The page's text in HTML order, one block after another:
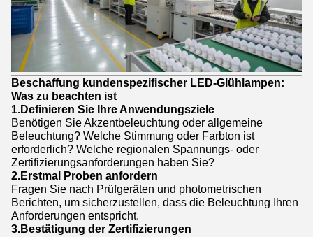
Beschaffung kundenspezifischer LED-Glühlampen:
Was zu beachten ist
1.Definieren Sie Ihre Anwendungsziele
Benötigen Sie Akzentbeleuchtung oder allgemeine
Beleuchtung? Welche Stimmung oder Farbton ist
erforderlich? Welche regionalen Spannungs- oder
Zertifizierungsanforderungen haben Sie?
2.Erstmal Proben anfordern
Fragen Sie nach Prüfgeräten und photometrischen
Berichten, um sicherzustellen, dass die Beleuchtung Ihren
Anforderungen entspricht.
3.Bestätigung der Zertifizierungen